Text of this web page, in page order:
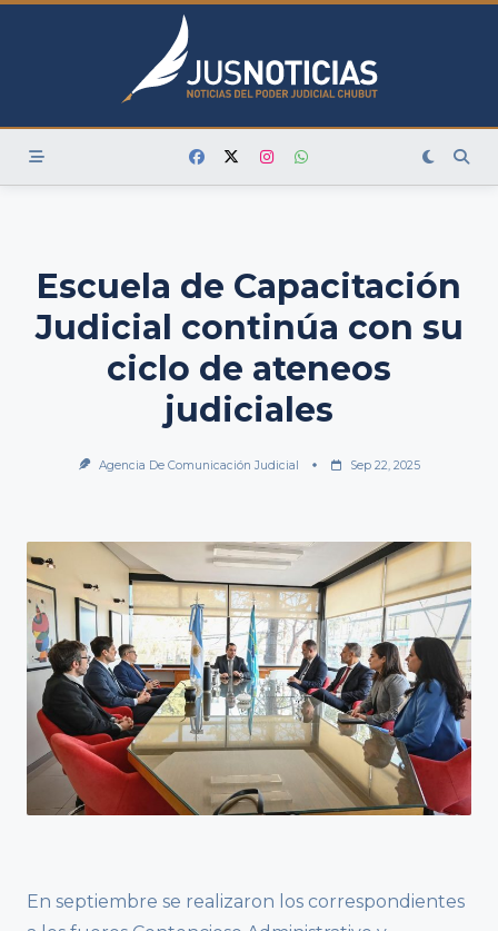
Skip
Escuela de Capacitación
Judicial continúa con su
ciclo de ateneos
judiciales
Agencia De Comunicación Judicial Sep 22, 2025
En septiembre se realizaron los correspondientes